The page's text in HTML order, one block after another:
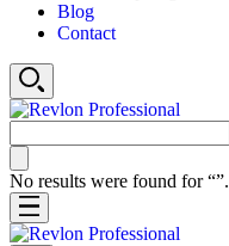
Blog
Contact
No results were found for “”.